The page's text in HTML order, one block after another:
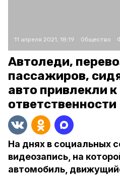
11 апреля 2021, 18:19 Общество
Автоледи,
пассажиров,
авто привлекли к
ответственности
На днях в социальных
видеозапись, на
автомобиль,